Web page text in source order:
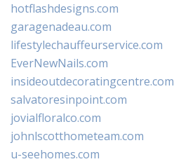
hotflashdesigns.com
garagenadeau.com
lifestylechauffeurservice.com
EverNewNails.com
insideoutdecoratingcentre.com
salvatoresinpoint.com
jovialfloralco.com
johnlscotthometeam.com
u-seehomes.com